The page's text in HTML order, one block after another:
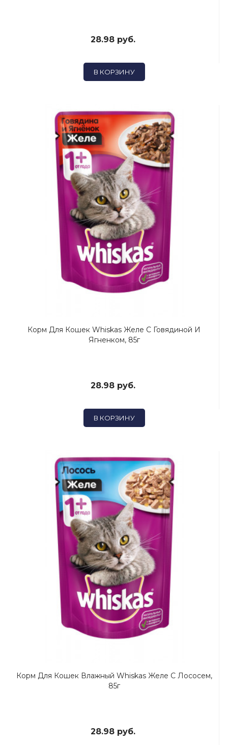
28.98 руб.
В КОРЗИНУ
Корм Для Кошек Whiskas Желе С Говядиной И
Ягненком, 85г
28.98 руб.
В КОРЗИНУ
Корм Для Кошек Влажный Whiskas Желе С Лососем,
85г
28.98 руб.